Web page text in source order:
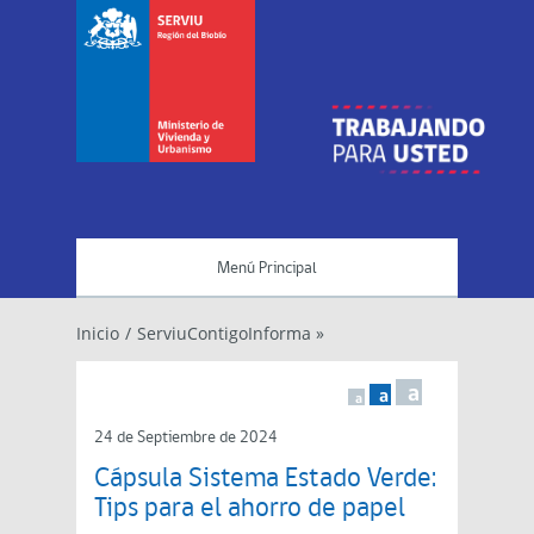
Menú Principal
Inicio / ServiuContigoInforma »
a a a
24 de Septiembre de 2024
Cápsula Sistema Estado Verde:
Tips para el ahorro de papel